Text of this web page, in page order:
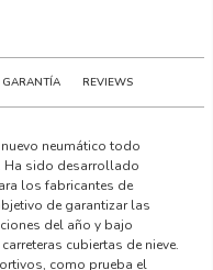
GARANTÍA REVIEWS
nuevo neumático todo
Ha sido desarrollado
los fabricantes de
de garantizar las
del año y bajo
cubiertas de nieve.
como prueba el